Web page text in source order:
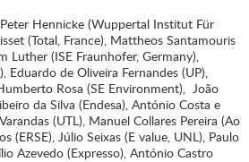
Hennicke (Wuppertal Institut Für
(Total, France), Mattheos Santamouris
Luther (ISE Fraunhofer, Germany),
Eduardo de Oliveira Fernandes (UP),
Rosa (SE Environment), João
da Silva (Endesa), António Costa e
(UTL), Manuel Collares Pereira (Ao
(ERSE), Júlio Seixas (E value, UNL), Paulo
Azevedo (Expresso), António Castro